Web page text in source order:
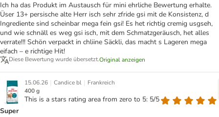
Ich ha das Produkt im Austausch für mini ehrliche Bewertung erhalte.
Üser 13+ persische alte Herr isch sehr zfride gsi mit de Konsistenz, d
Ingrediente sind scheinbar mega fein gsi! Es het richtig cremig usgseh,
und wie schnäll es weg gsi isch, mit dem Schmatzgeräusch, het alles
verrate!!! Schön verpackt in chliine Säckli, das macht s Lageren mega
eifach – e richtige Hit!
Diese Bewertung wurde übersetzt.Original anzeigen
15.06.26 | Candice bl | Frankreich
400 g
This is a stars rating area from zero to 5: 5/5
Super